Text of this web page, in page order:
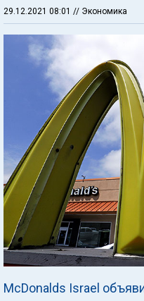
29.12.2021 08:01 // Экономика
McDonalds Israel